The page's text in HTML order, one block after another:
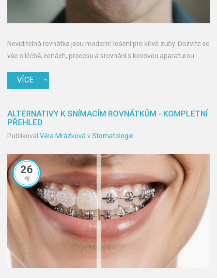
Neviditelná rovnátka jsou moderní řešení pro křivé zuby. Dozvíte se
vše o léčbě, cenách, procesu a srovnání s kovovou aparaturou.
VÍCE
ALTERNATIVY K SNÍMACÍM ROVNÁTKŮM - KOMPLETNÍ
PŘEHLED
Publikoval Věra Mrázková vStomatologie
26
říj